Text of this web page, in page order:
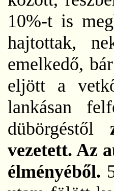
10%-t is
hajtottak,
emelkedő,
eljött a
lankásan
dübörgéstől
vezetett. Az
élményéből.